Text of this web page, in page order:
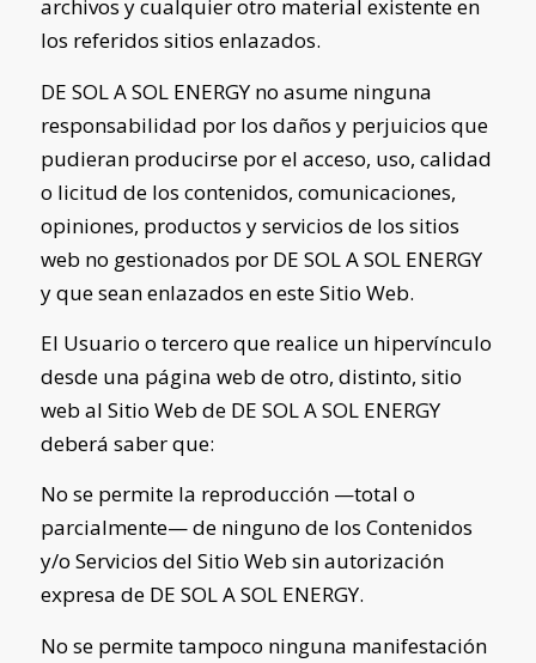
archivos y cualquier otro material existente en
los referidos sitios enlazados.
DE SOL A SOL ENERGYno asume ninguna
responsabilidad por los daños y perjuicios que
pudieran producirse por el acceso, uso, calidad
o licitud de los contenidos, comunicaciones,
opiniones, productos y servicios de los sitios
web no gestionados por DE SOL A SOL ENERGY
y que sean enlazados en este Sitio Web.
El Usuario o tercero que realice un hipervínculo
desde una página web de otro, distinto, sitio
web al Sitio Web de DE SOL A SOL ENERGY
deberá saber que:
No se permite la reproducción —total o
parcialmente— de ninguno de los Contenidos
y/o Servicios del Sitio Web sin autorización
expresa de DE SOL A SOL ENERGY.
No se permite tampoco ninguna manifestación